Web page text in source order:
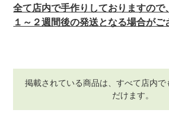
全て店内で手作りしておりますので
１～２週間後の発送となる場合がご
掲載されている商品は、すべて店内で
だけます。